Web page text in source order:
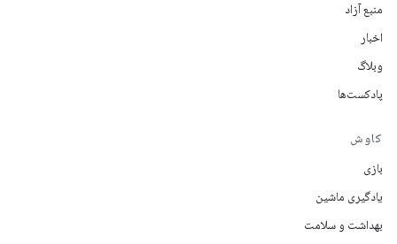
منبع آزاد
اخبار
وبلاگ
پادکست‌ها
کاوش
بازی
یادگیری ماشین
بهداشت و سلامت